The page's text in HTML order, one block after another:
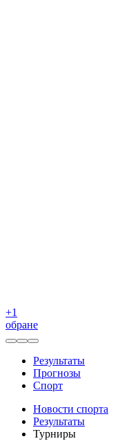
+1
обране
Результаты
Прогнозы
Спорт
Новости спорта
Результаты
Турниры